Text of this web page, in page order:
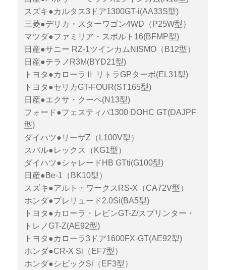
スズキ●カルタス3ドア1300GT-i(AA33S型)
三菱●デリカ・スターワゴン4WD（P25W型）
マツダ●ファミリア・スポルト16(BFMP型)
日産●サニー RZ-1ツインカムNISMO（B12型）
日産●テラノR3M(BYD21型)
トヨタ●カローラⅡ リトラGPターボ(EL31型)
トヨタ●セリカGT-FOUR(ST165型)
日産●エクサ・クーペ(N13型)
フォード●フェスティバ1300 DOHC GT(DAJPF
型)
ダイハツ●リーザZ（L100V型）
スバル●レックス（KG1型）
ダイハツ●シャレードHB GTti(G100型)
日産●Be-1（BK10型）
スズキ●アルト・ワークスRS-X（CA72V型）
ホンダ●プレリュード2.0Si(BA5型)
トヨタ●カローラ・レビンGT-Z/スプリンター・
トレノGT-Z(AE92型)
トヨタ●カローラ3ドア1600FX-GT(AE92型)
ホンダ●CR-X Si（EF7型）
ホンダ●シビックSi（EF3型）